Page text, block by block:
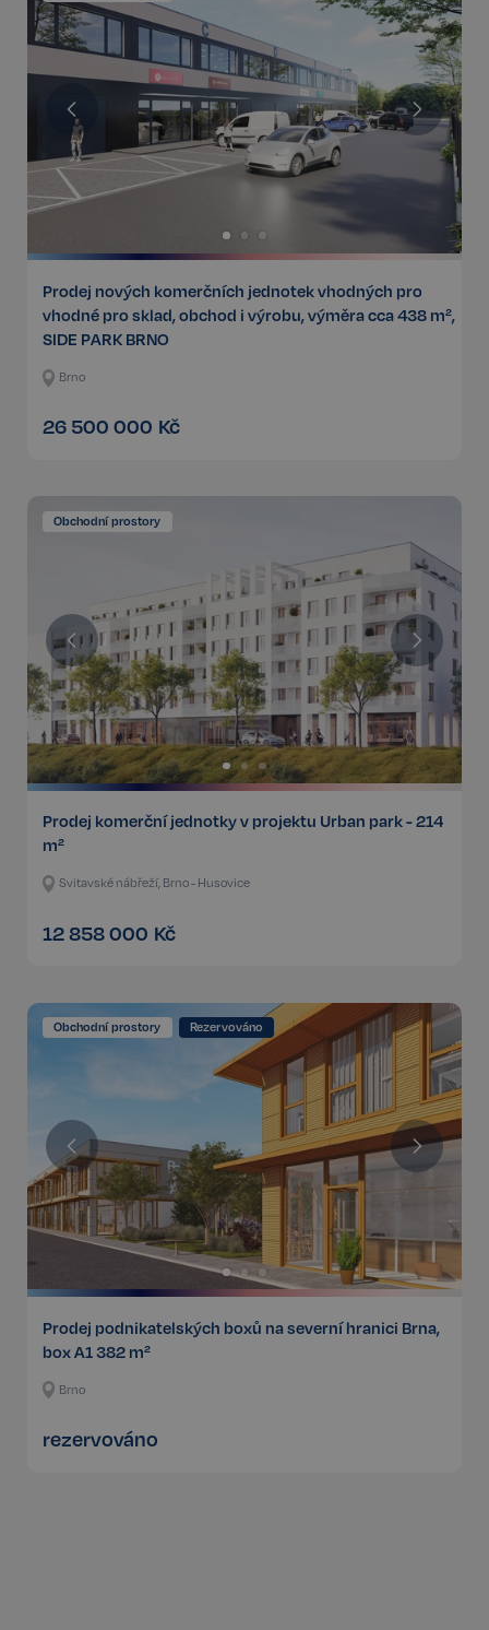
Prodej nových komerčních jednotek vhodných pro
vhodné pro sklad, obchod i výrobu, výměra cca 438 m²,
SIDE PARK BRNO
Brno
26 500 000 Kč
Obchodní prostory
Prodej komerční jednotky v projektu Urban park - 214
m²
Svitavské nábřeží, Brno - Husovice
12 858 000 Kč
Obchodní prostory Rezervováno
Prodej podnikatelských boxů na severní hranici Brna,
box A1 382 m²
Brno
rezervováno